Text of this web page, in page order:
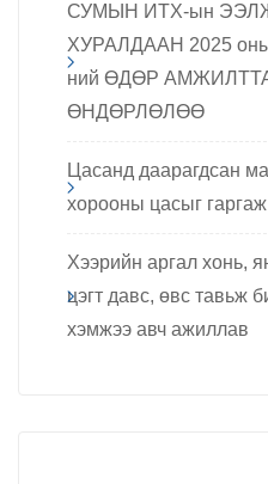
СУМЫН ИТХ-ын
ХУРАЛДААН 2025 оны
ний ӨДӨР
ӨНДӨРЛӨЛӨӨ
Цасанд даарагдсан
хорооны цасыг
Хээрийн аргал хонь,
цэгт давс, өвс тавьж
хэмжээ авч ажиллав